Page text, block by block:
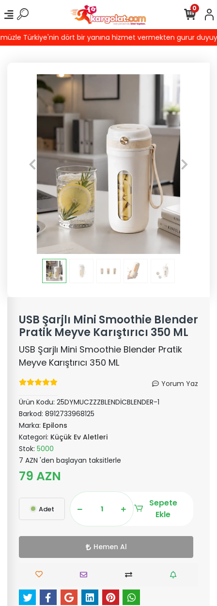
Türkiye'nin dört bir yanına hizmet vermekten gurur
0
USB Şarjlı Mini Smoothie Blender
Pratik Meyve Karıştırıcı 350 ML
USB Şarjlı Mini Smoothie Blender Pratik
Meyve Karıştırıcı 350 ML
Yorum Yaz
Ürün Kodu: 25DYMUCZZZBLENDİCBLENDER-1
Barkod: 8912733968125
Marka: Epilons
Kategori: Küçük Ev Aletleri
Stok: 5000
7 AZN 'den başlayan taksitlerle
79 AZN
Adet
Sepete
Ekle
Hemen Al